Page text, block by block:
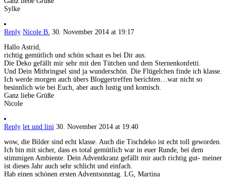
Sylke
Reply Nicole B. 30. November 2014 at 19:17
Hallo Astrid,
richtig gemütlich und schön schaut es bei Dir aus.
Die Deko gefällt mir sehr mit den Tütchen und dem Sternenkonfetti.
Und Dein Mitbringsel sind ja wunderschön. Die Flügelchen finde ich klasse.
Ich werde morgen auch übers Bloggertreffen berichten…war nicht so
besinnlich wie bei Euch, aber auch lustig und komisch.
Ganz liebe Grüße
Nicole
Reply let und lini 30. November 2014 at 19:40
wow, die Bilder sind echt klasse. Auch die Tischdeko ist echt toll geworden.
Ich bin mit sicher, dass es total gemütlich war in euer Runde, bei dem
stimmigen Ambiente. Dein Adventkranz gefällt mir auch richtig gut- meiner
ist dieses Jahr auch sehr schlicht und einfach.
Hab einen schönen ersten Adventsonntag. LG, Martina